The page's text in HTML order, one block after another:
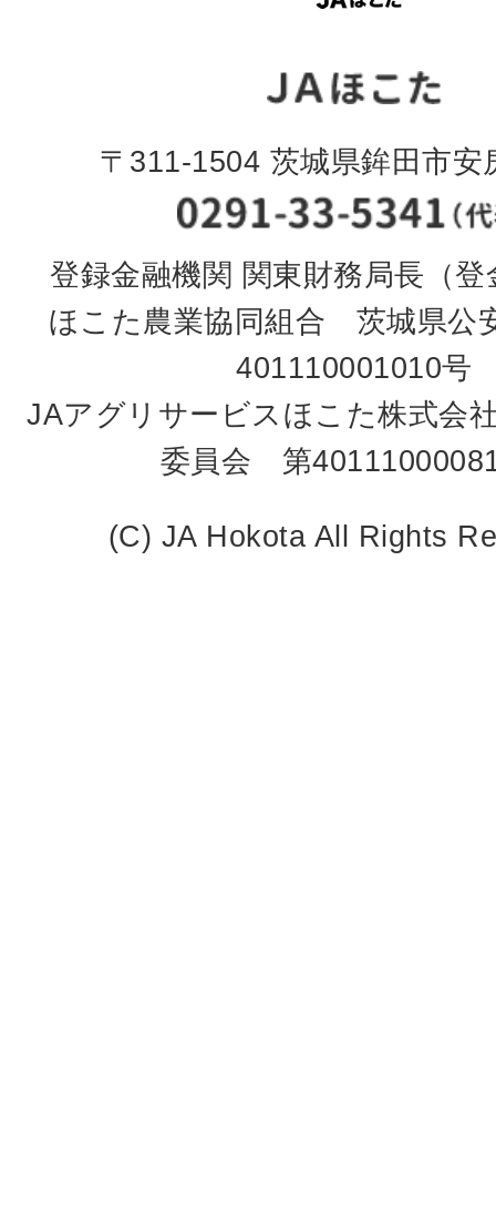
〒311-1504 茨城県鉾田市安
登録金融機関 関東財務局長（登
ほこた農業協同組合 茨城県
401110001010号
JAアグリサービスほこた株式会
委員会 第
(C) JA Hokota All Rights